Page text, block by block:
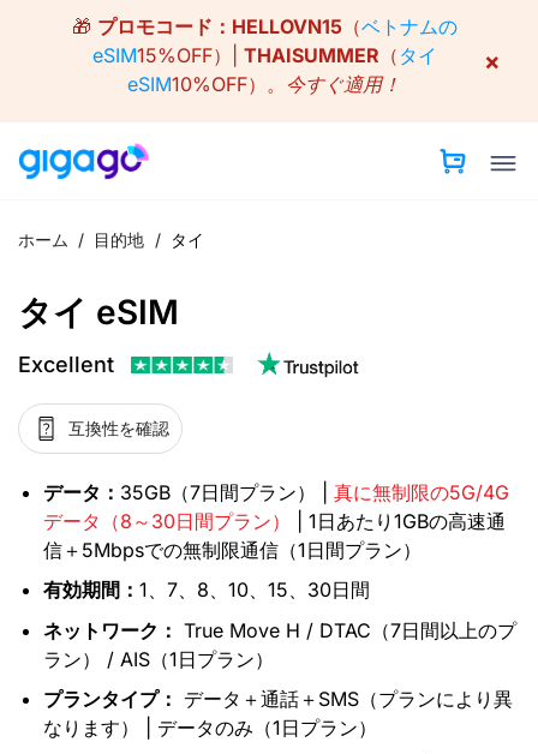
🎁 プロモコード： HELLOVN15（ベトナムの
eSIM15%OFF）| THAISUMMER （ タイ
eSIM10%OFF）。 今すぐ適用！
×
ホーム / 目的地 / タイ
タイ eSIM
Excellent
互換性を確認
データ： 35GB（7日間プラン） |
真に無制限の5G/4G
データ（8～30日間プラン）
| 1日あたり1GBの高速通
信＋5Mbpsでの無制限通信（1日間プラン）
有効期間： 1、7、8、10、15、30日間
ネットワーク： True Move H / DTAC（7日間以上のプ
ラン） / AIS（1日プラン）
プランタイプ： データ＋通話＋SMS（プランにより異
なります） | データのみ（1日プラン）